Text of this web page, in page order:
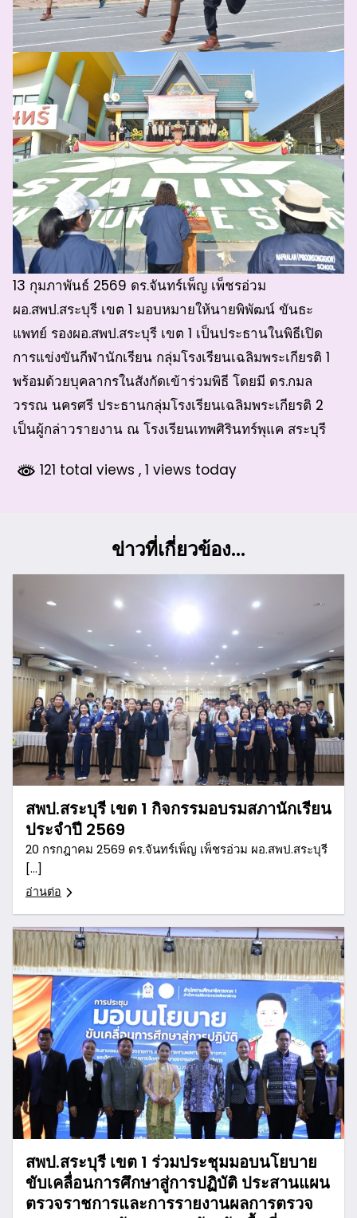
13 กุมภาพันธ์ 2569 ดร.จันทร์เพ็ญ เพ็ชรอ่วม
ผอ.สพป.สระบุรี เขต 1 มอบหมายให้นายพิพัฒน์ ขันธะ
แพทย์ รองผอ.สพป.สระบุรี เขต 1 เป็นประธานในพิธีเปิด
การแข่งขันกีฬานักเรียน กลุ่มโรงเรียนเฉลิมพระเกียรติ 1
พร้อมด้วยบุคลากรในสังกัดเข้าร่วมพิธี โดยมี ดร.กมล
วรรณ นครศรี ประธานกลุ่มโรงเรียนเฉลิมพระเกียรติ 2
เป็นผู้กล่าวรายงาน ณ โรงเรียนเทพศิรินทร์พุแค สระบุรี
121 total views , 1 views today
ข่าวที่เกี่ยวข้อง...
สพป.สระบุรี เขต 1 กิจกรรมอบรมสภานักเรียน
ประจำปี 2569
20 กรกฎาคม 2569 ดร.จันทร์เพ็ญ เพ็ชรอ่วม ผอ.สพป.สระบุรี
[…]
อ่านต่อ
สพป.สระบุรี เขต 1 ร่วมประชุมมอบนโยบาย
ขับเคลื่อนการศึกษาสู่การปฏิบัติ ประสานแผน
ตรวจราชการและการรายงานผลการตรวจ